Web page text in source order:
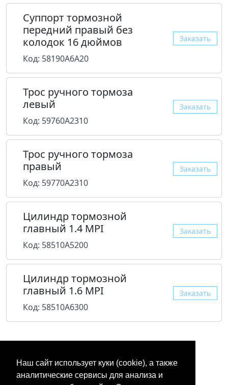
Наш сайт использует куки (cookie), а также
аналитические сервисы для анализа и
Суппорт тормозной
передний правый без
колодок 16 дюймов
Код: 58190A6A20
Заказать
Трос ручного тормоза
левый
Код: 59760A2310
Заказать
Трос ручного тормоза
правый
Код: 59770A2310
Заказать
Цилиндр тормозной
главный 1.4 MPI
Код: 58510A5200
Заказать
Цилиндр тормозной
главный 1.6 MPI
Код: 58510A6300
Заказать